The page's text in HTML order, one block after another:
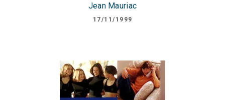
Jean Mauriac
17/11/1999